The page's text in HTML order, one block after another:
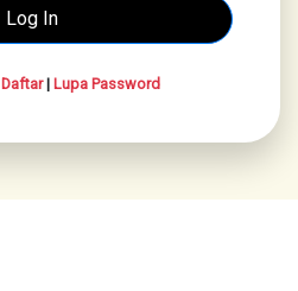
Daftar| Lupa Password